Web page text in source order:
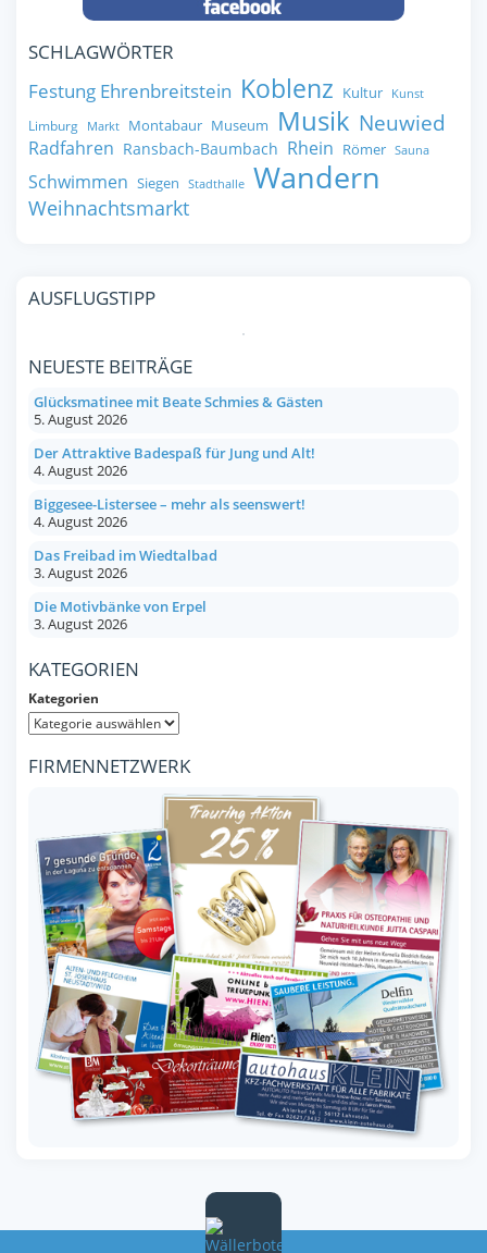
SCHLAGWÖRTER
Festung Ehrenbreitstein Koblenz Kultur Kunst
Limburg Markt Montabaur Museum Musik Neuwied
Radfahren Ransbach-Baumbach Rhein Römer Sauna
Schwimmen Siegen Stadthalle Wandern
Weihnachtsmarkt
AUSFLUGSTIPP
NEUESTE BEITRÄGE
Glücksmatinee mit Beate Schmies & Gästen
5. August 2026
Der Attraktive Badespaß für Jung und Alt!
4. August 2026
Biggesee-Listersee – mehr als seenswert!
4. August 2026
Das Freibad im Wiedtalbad
3. August 2026
Die Motivbänke von Erpel
3. August 2026
KATEGORIEN
Kategorien
FIRMENNETZWERK